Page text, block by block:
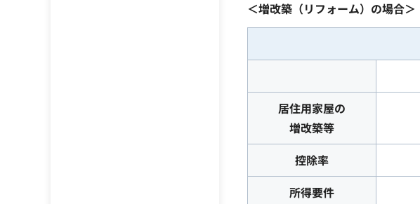
＜増改築（リフォーム）の場合＞
居住用家屋の
増改築等
控除率
所得要件